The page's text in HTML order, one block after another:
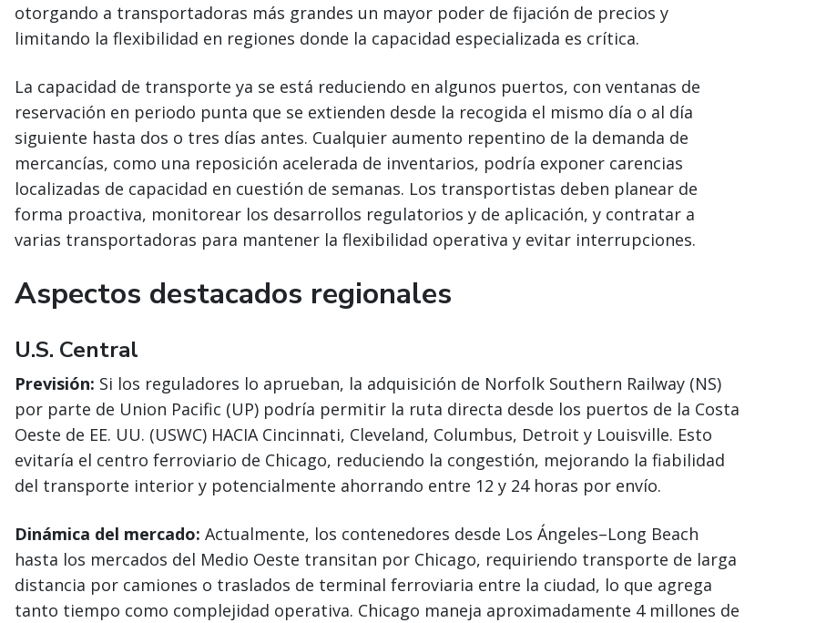
otorgando a transportadoras más grandes un mayor poder de fijación de precios y
limitando la flexibilidad en regiones donde la capacidad especializada es crítica.
La capacidad de transporte ya se está reduciendo en algunos puertos, con ventanas de
reservación en periodo punta que se extienden desde la recogida el mismo día o al día
siguiente hasta dos o tres días antes. Cualquier aumento repentino de la demanda de
mercancías, como una reposición acelerada de inventarios, podría exponer carencias
localizadas de capacidad en cuestión de semanas. Los transportistas deben planear de
forma proactiva, monitorear los desarrollos regulatorios y de aplicación, y contratar a
varias transportadoras para mantener la flexibilidad operativa y evitar interrupciones.
Aspectos destacados regionales
U.S. Central
Previsión: Si los reguladores lo aprueban, la adquisición de Norfolk Southern Railway (NS)
por parte de Union Pacific (UP) podría permitir la ruta directa desde los puertos de la Costa
Oeste de EE. UU. (USWC) HACIA Cincinnati, Cleveland, Columbus, Detroit y Louisville. Esto
evitaría el centro ferroviario de Chicago, reduciendo la congestión, mejorando la fiabilidad
del transporte interior y potencialmente ahorrando entre 12 y 24 horas por envío.
Dinámica del mercado: Actualmente, los contenedores desde Los Ángeles–Long Beach
hasta los mercados del Medio Oeste transitan por Chicago, requiriendo transporte de larga
distancia por camiones o traslados de terminal ferroviaria entre la ciudad, lo que agrega
tanto tiempo como complejidad operativa. Chicago maneja aproximadamente 4 millones de